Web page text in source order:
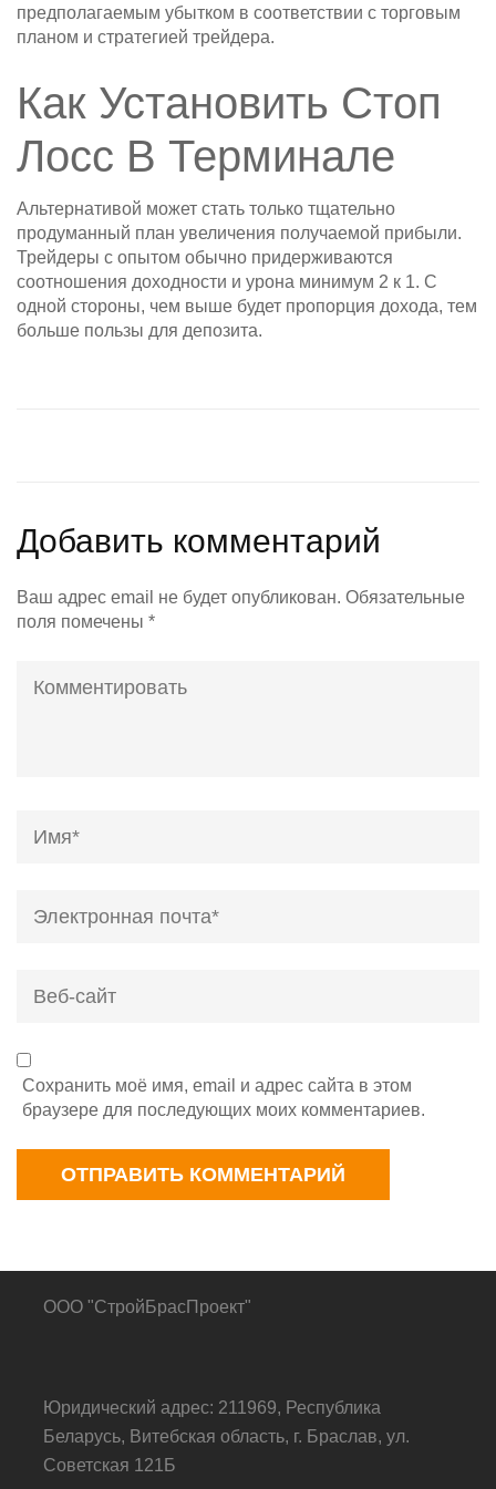
предполагаемым убытком в соответствии с торговым
планом и стратегией трейдера.
Как Установить Стоп
Лосс В Терминале
Альтернативой может стать только тщательно
продуманный план увеличения получаемой прибыли.
Трейдеры с опытом обычно придерживаются
соотношения доходности и урона минимум 2 к 1. С
одной стороны, чем выше будет пропорция дохода, тем
больше пользы для депозита.
Добавить комментарий
Ваш адрес email не будет опубликован. Обязательные
поля помечены *
сайт
Сохранить моё имя, email и адрес сайта в этом
браузере для последующих моих комментариев.
ООО "СтройБрасПроект"
Юридический адрес: 211969, Республика
Беларусь, Витебская область, г. Браслав, ул.
Советская 121Б